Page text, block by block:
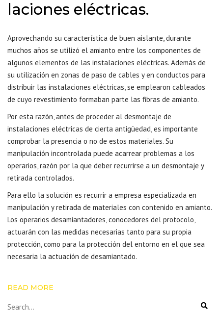
laciones eléctricas.
Aprovechando su característica de buen aislante, durante
muchos años se utilizó el amianto entre los componentes de
algunos elementos de las instalaciones eléctricas. Además de
su utilización en zonas de paso de cables y en conductos para
distribuir las instalaciones eléctricas, se emplearon cableados
de cuyo revestimiento formaban parte las fibras de amianto.
Por esta razón, antes de proceder al desmontaje de
instalaciones eléctricas de cierta antigüedad, es importante
comprobar la presencia o no de estos materiales. Su
manipulación incontrolada puede acarrear problemas a los
operarios, razón por la que deber recurrirse a un desmontaje y
retirada controlados.
Para ello la solución es recurrir a empresa especializada en
manipulación y retirada de materiales con contenido en amianto.
Los operarios desamiantadores, conocedores del protocolo,
actuarán con las medidas necesarias tanto para su propia
protección, como para la protección del entorno en el que sea
necesaria la actuación de desamiantado.
READ MORE